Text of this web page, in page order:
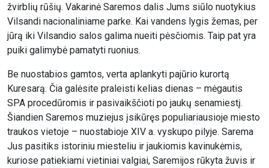
žvirblių rūšių. Vakarinė Saremos dalis Jums siūlo nuotykius
Vilsandi nacionaliniame parke. Kai vandens lygis žemas, per
jūrą iki Vilsandio salos galima nueiti pėsčiomis. Taip pat yra
puiki galimybė pamatyti ruonius.
Be nuostabios gamtos, verta aplankyti pajūrio kurortą
Kuresarą. Čia galėsite praleisti kelias dienas – mėgautis
SPA procedūromis ir pasivaikščioti po jaukų senamiestį.
Šiandien Saremos muziejus įsikūręs populiariausioje miesto
traukos vietoje – nuostabioje XIV a. vyskupo pilyje. Sarema
Jus pasitiks istoriniu miesteliu ir jaukiomis kavinukėmis,
kuriose patiekiami vietiniai valgiai, Saremijos rūkyta žuvis ir